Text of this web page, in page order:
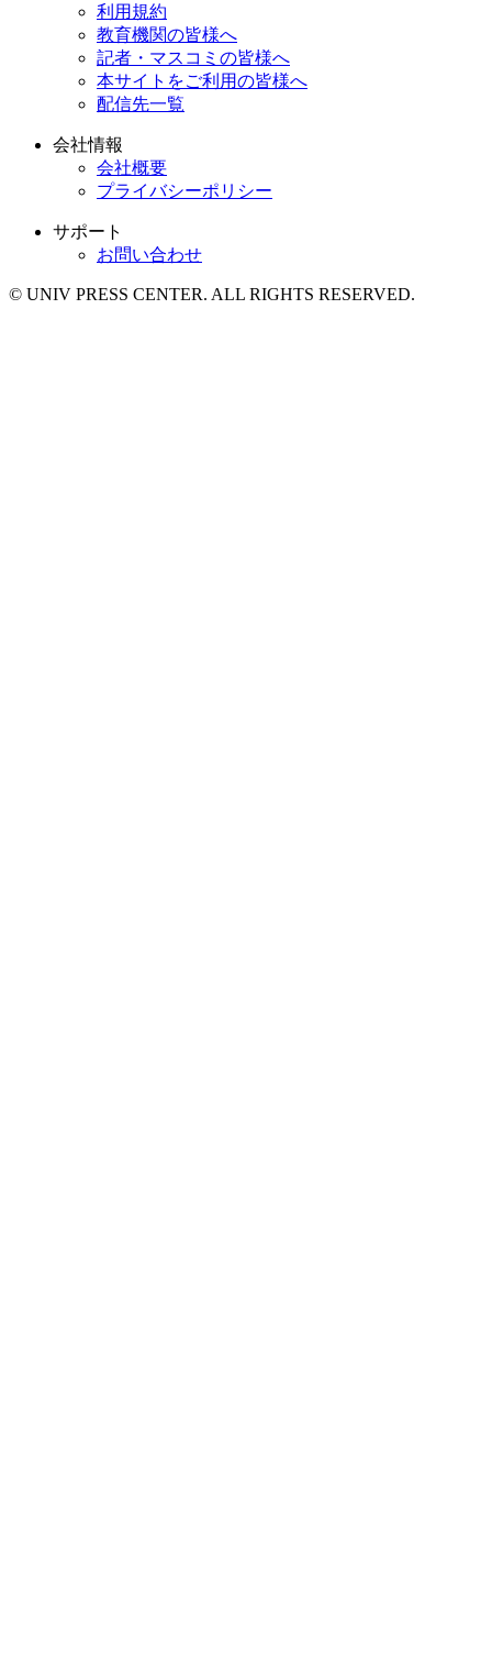
利用規約
教育機関の皆様へ
記者・マスコミの皆様へ
本サイトをご利用の皆様へ
配信先一覧
会社情報
会社概要
プライバシーポリシー
サポート
お問い合わせ
© UNIV PRESS CENTER. ALL RIGHTS RESERVED.